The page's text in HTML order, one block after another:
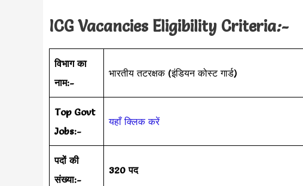
ICG Vacancies Eligibility Criteria:-
विभाग का
नाम:-
भारतीय तटरक्षक (इंडियन कोस्ट गार्ड)
Top Govt
Jobs:-
यहाँ क्लिक करें
पदों की
संख्या:-
320 पद